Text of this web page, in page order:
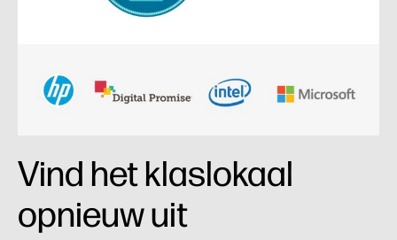
Vind het klaslokaal
opnieuw uit